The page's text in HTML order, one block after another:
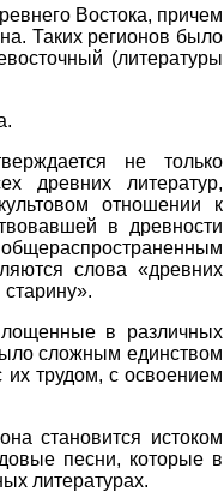
Востока, причем
Таких регионов было
(литературы
не только
древних литератур,
отношении к
в древности
слова «древних
в различных
сложным единством
их трудом, с освоением
становится истоком
песни, которые в
литературах.